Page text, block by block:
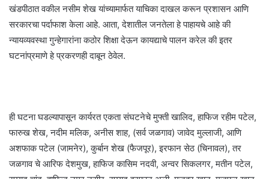
खंडपीठात वकील नसीम शेख यांच्यामार्फत याचिका दाखल करून प्रशासन आणि
सरकारचा पर्दाफाश केला आहे. आता, देशातील जनतेला हे पाहायचे आहे की
न्यायव्यवस्था गुन्हेगारांना कठोर शिक्षा देऊन कायद्याचे पालन करेल की इतर
घटनांप्रमाणे हे प्रकरणही दाबून ठेवेल.
ही घटना घडल्यापासून कार्यरत एकता संघटनेचे मुफ्ती खालिद, हाफिज रहीम पटेल,
फारुख शेख, नदीम मलिक, अनीस शाह, (सर्व जळगाव) जावेद मुल्लाजी, आणि
अशफाक पटेल (जामनेर), कुर्बान शेख (फैजपूर), इरफान सेठ (चिनावल), तर
जळगाव चे आरिफ देशमुख, हाफिज कासिम नदवी, अन्वर सिकलगर, मतीन पटेल,